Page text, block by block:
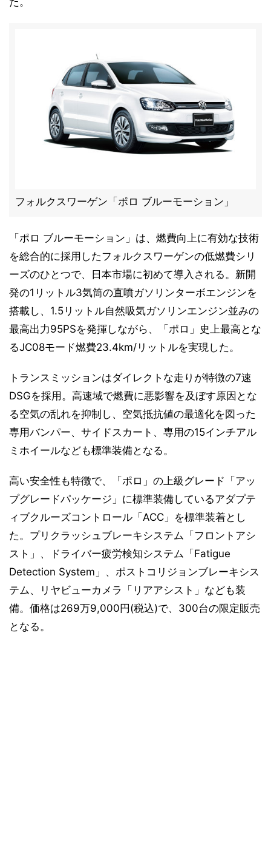
フォルクスワーゲン「ポロ ブルーモーション」
「ポロ ブルーモーション」は、燃費向上に有効な技術
を総合的に採用したフォルクスワーゲンの低燃費シリ
ーズのひとつで、日本市場に初めて導入される。新開
発の1リットル3気筒の直噴ガソリンターボエンジンを
搭載し、1.5リットル自然吸気ガソリンエンジン並みの
最高出力95PSを発揮しながら、「ポロ」史上最高とな
るJC08モード燃費23.4km/リットルを実現した。
トランスミッションはダイレクトな走りが特徴の7速
DSGを採用。高速域で燃費に悪影響を及ぼす原因とな
る空気の乱れを抑制し、空気抵抗値の最適化を図った
専用バンパー、サイドスカート、専用の15インチアル
ミホイールなども標準装備となる。
高い安全性も特徴で、「ポロ」の上級グレード「アッ
プグレードパッケージ」に標準装備しているアダプテ
ィブクルーズコントロール「ACC」を標準装着とし
た。プリクラッシュブレーキシステム「フロントアシ
スト」、ドライバー疲労検知システム「Fatigue
Detection System」、ポストコリジョンブレーキシス
テム、リヤビューカメラ「リアアシスト」なども装
備。価格は269万9,000円(税込)で、300台の限定販売
となる。